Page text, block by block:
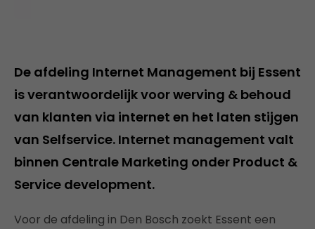
De afdeling Internet Management bij Essent
is verantwoordelijk voor werving & behoud
van klanten via internet en het laten stijgen
van Selfservice. Internet management valt
binnen Centrale Marketing onder Product &
Service development.
Voor de afdeling in Den Bosch zoekt Essent een